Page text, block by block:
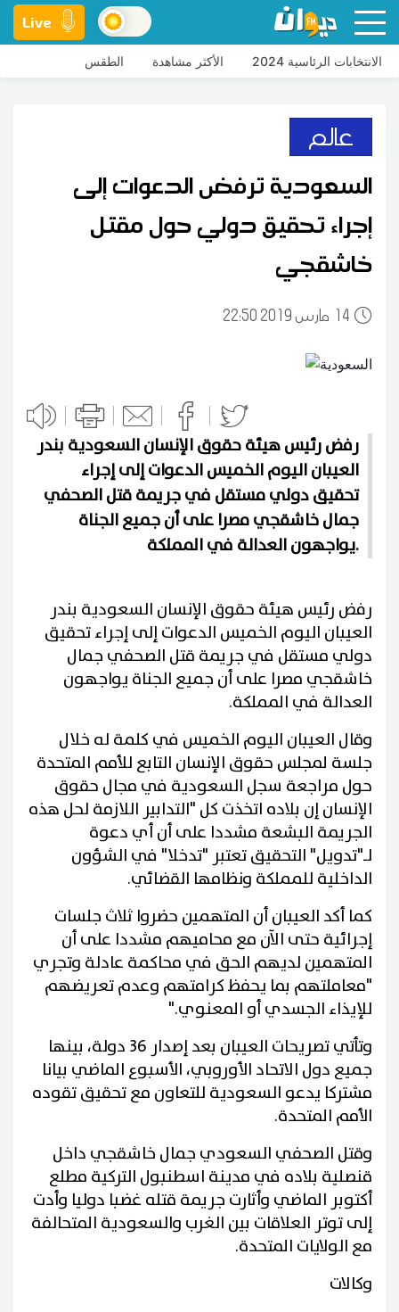
Live
الانتخابات الرئاسية 2024 الأكثر مشاهدة الطقس
عالم
السعودية ترفض الدعوات إلى
إجراء تحقيق دولي حول مقتل
خاشقجي
14 22:50 2019 مارس
رفض رئيس هيئة حقوق الإنسان السعودية بندر
العيبان اليوم الخميس الدعوات إلى إجراء
تحقيق دولي مستقل في جريمة قتل الصحفي
جمال خاشقجي مصرا على أن جميع الجناة
يواجهون العدالة في المملكة.
رفض رئيس هيئة حقوق الإنسان السعودية بندر
العيبان اليوم الخميس الدعوات إلى إجراء تحقيق
دولي مستقل في جريمة قتل الصحفي جمال
خاشقجي مصرا على أن جميع الجناة يواجهون
العدالة في المملكة.
وقال العيبان اليوم الخميس في كلمة له خلال
جلسة لمجلس حقوق الإنسان التابع للأمم المتحدة
حول مراجعة سجل السعودية في مجال حقوق
الإنسان إن بلاده اتخذت كل "التدابير اللازمة لحل هذه
الجريمة البشعة مشددا على أن أي دعوة
لـ"تدويل" التحقيق تعتبر "تدخلا" في الشؤون
الداخلية للمملكة ونظامها القضائي.
كما أكد العيبان أن المتهمين حضروا ثلاث جلسات
إجرائية حتى الآن مع محاميهم مشددا على أن
المتهمين لديهم الحق في محاكمة عادلة وتجري
"معاملتهم بما يحفظ كرامتهم وعدم تعريضهم
للإيذاء الجسدي أو المعنوي".
وتأتي تصريحات العيبان بعد إصدار 36 دولة، بينها
جميع دول الاتحاد الأوروبي، الأسبوع الماضي بيانا
مشتركا يدعو السعودية للتعاون مع تحقيق تقوده
الأمم المتحدة.
وقتل الصحفي السعودي جمال خاشقجي داخل
قنصلية بلاده في مدينة اسطنبول التركية مطلع
أكتوبر الماضي وأثارت جريمة قتله غضبا دوليا وأدت
إلى توتر العلاقات بين الغرب والسعودية المتحالفة
مع الولايات المتحدة.
وكالات